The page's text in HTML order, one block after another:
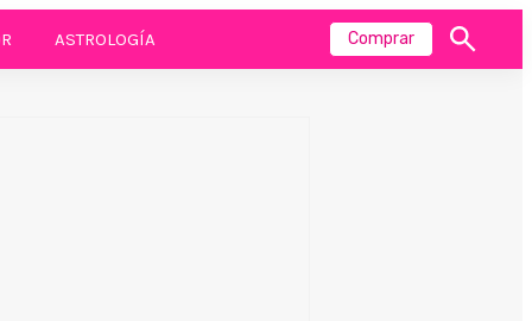
ASTROLOGÍA Comprar
Mostrar